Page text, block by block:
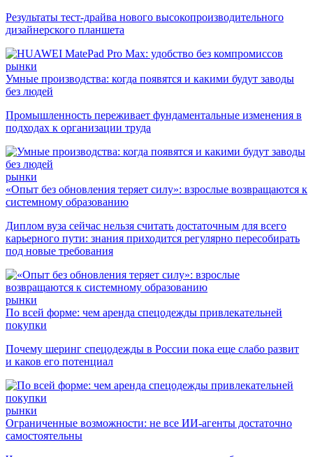
Результаты тест-драйва нового высокопроизводительного
дизайнерского планшета
рынки
Умные производства: когда появятся и какими будут заводы
без людей
Промышленность переживает фундаментальные изменения в
подходах к организации труда
рынки
«Опыт без обновления теряет силу»: взрослые возвращаются к
системному образованию
Диплом вуза сейчас нельзя считать достаточным для всего
карьерного пути: знания приходится регулярно пересобирать
под новые требования
рынки
По всей форме: чем аренда спецодежды привлекательней
покупки
Почему шеринг спецодежды в России пока еще слабо развит
и каков его потенциал
рынки
Ограниченные возможности: не все ИИ-агенты достаточно
самостоятельны